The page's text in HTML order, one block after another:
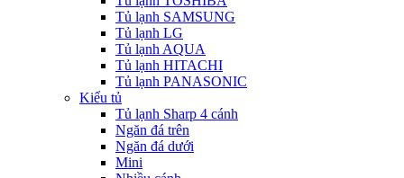
Tủ lạnh SAMSUNG
Tủ lạnh LG
Tủ lạnh AQUA
Tủ lạnh HITACHI
Tủ lạnh PANASONIC
Kiểu tủ
Tủ lạnh Sharp 4 cánh
Ngăn đá trên
Ngăn đá dưới
Mini